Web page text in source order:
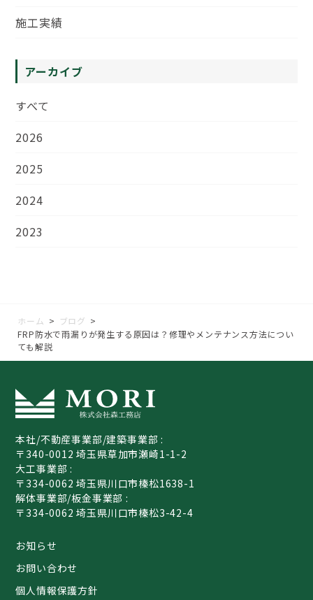
施工実績
アーカイブ
すべて
2026
2025
2024
2023
ホーム > ブログ >
FRP防水で雨漏りが発生する原因は？修理やメンテナンス方法につい
ても解説
本社/不動産事業部/建築事業部 :
〒340-0012 埼玉県草加市瀬崎1-1-2
大工事業部 :
〒334-0062 埼玉県川口市榛松1638-1
解体事業部/板金事業部 :
〒334-0062 埼玉県川口市榛松3-42-4
お知らせ
お問い合わせ
個人情報保護方針